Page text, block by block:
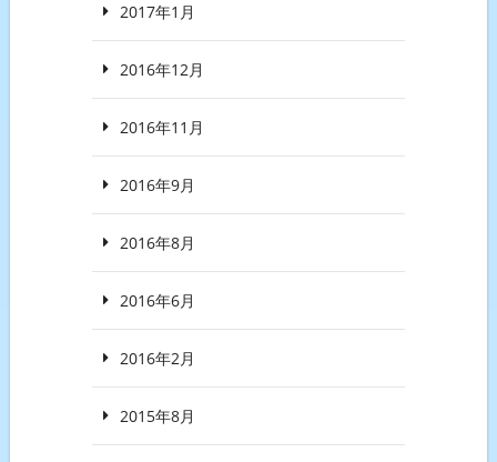
2017年1月
2016年12月
2016年11月
2016年9月
2016年8月
2016年6月
2016年2月
2015年8月